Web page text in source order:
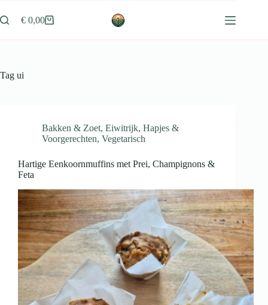
naar
de
Winkelwagen
€ 0,00
Tag ui
Bakken & Zoet, Eiwitrijk, Hapjes &
Voorgerechten, Vegetarisch
Hartige Eenkoornmuffins met Prei, Champignons &
Feta